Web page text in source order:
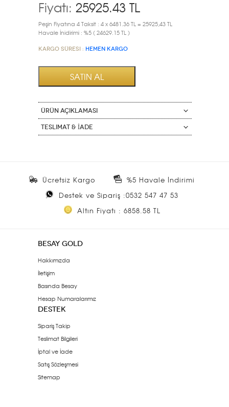
Fiyatı: 25925.43 TL
Peşin Fiyatına 4 Taksit : 4 x 6481.36 TL = 25925,43 TL
Havale İnidirimi : %5 ( 24629.15 TL )
Kargo Süresi : HEMEN KARGO
ÜRÜN AÇIKLAMASI
Teslimat & İade
Ücretsiz Kargo
%5 Havale İndirimi
Destek ve Sipariş :0532 547 47 53
Altın Fiyatı : 6858.58 TL
BESAY GOLD
Hakkımızda
İletişim
Basında Besay
Hesap Numaralarımız
DESTEK
Sipariş Takip
Teslimat Bilgileri
İptal ve İade
Satış Sözleşmesi
Sitemap